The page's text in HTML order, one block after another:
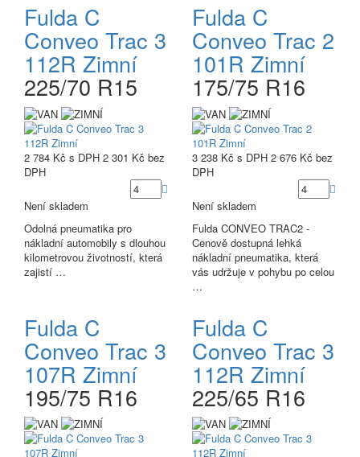
Fulda C
Conveo Trac 3
112R Zimní
225/70 R15
2 784 Kč s DPH 2 301 Kč bez
DPH
Není skladem
Odolná pneumatika pro
nákladní automobily s dlouhou
kilometrovou životností, která
zajistí …
Fulda C
Conveo Trac 2
101R Zimní
175/75 R16
3 238 Kč s DPH 2 676 Kč bez
DPH
Není skladem
Fulda CONVEO TRAC2 -
Cenově dostupná lehká
nákladní pneumatika, která
vás udržuje v pohybu po celou
…
Fulda C
Conveo Trac 3
107R Zimní
195/75 R16
Fulda C
Conveo Trac 3
112R Zimní
225/65 R16